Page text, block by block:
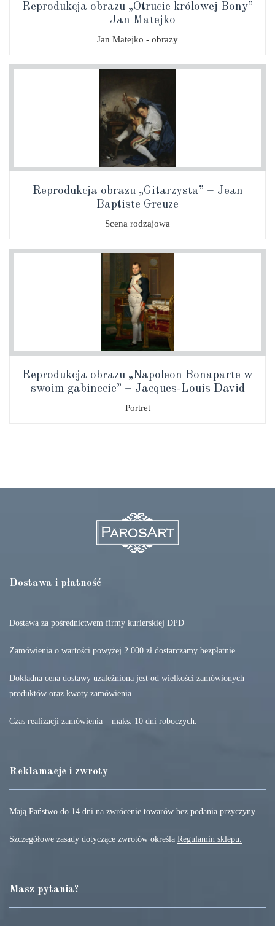
Reprodukcja obrazu „Otrucie królowej Bony”
– Jan Matejko
Jan Matejko - obrazy
Reprodukcja obrazu „Gitarzysta” – Jean
Baptiste Greuze
Scena rodzajowa
Reprodukcja obrazu „Napoleon Bonaparte w
swoim gabinecie” – Jacques-Louis David
Portret
Dostawa i płatność
Dostawa za pośrednictwem firmy kurierskiej DPD
Zamówienia o wartości powyżej 2 000 zł dostarczamy bezpłatnie.
Dokładna cena dostawy uzależniona jest od wielkości zamówionych
produktów oraz kwoty zamówienia.
Czas realizacji zamówienia – maks. 10 dni roboczych.
Reklamacje i zwroty
Mają Państwo do 14 dni na zwrócenie towarów bez podania przyczyny.
Szczegółowe zasady dotyczące zwrotów określa Regulamin sklepu.
Masz pytania?